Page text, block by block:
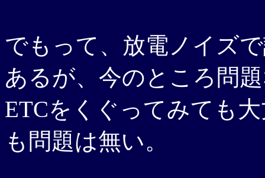
でもって、放電ノイズ
あるが、今のところ問
ETCをくぐってみても
も問題は無い。